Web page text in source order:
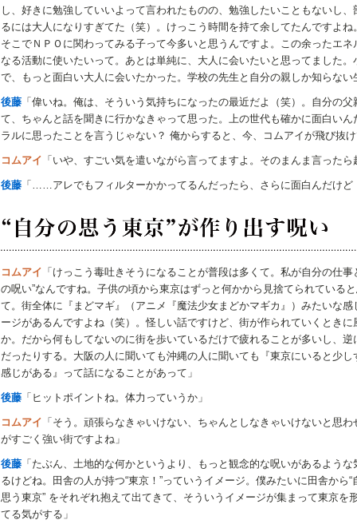
し、好きに勉強していいよって言われたものの、勉強したいこともないし
るには大人になりすぎてた（笑）。けっこう時間を持て余してたんですよ
そこでＮＰＯに関わってみる子って今多いと思うんですよ。この余ったエ
なる活動に使いたいって。あとは単純に、大人に会いたいと思ってました
で、もっと面白い大人に会いたかった。学校の先生と自分の親しか知らな
後藤 「偉いね。俺は、そういう気持ちになったの最近だよ（笑）。自分の
て、ちゃんと話を聞きに行かなきゃって思った。上の世代も確かに面白い
ラルに思ったことを言うじゃない？ 俺からすると、今、コムアイが飛び抜
コムアイ 「いや、すごい気を遣いながら言ってますよ。そのまんま言った
後藤 「……アレでもフィルターかかってるんだったら、さらに面白んだけど
コムアイ 「けっこう毒吐きそうになることが普段は多くて。私が自分の仕
の呪い”なんですね。子供の頃から東京はずっと何かから見捨てられている
て。街全体に『まどマギ』（アニメ『魔法少女まどかマギカ』）みたいな
ージがあるんですよね（笑）。怪しい話ですけど、街が作られていくとき
か。だから何もしてないのに街を歩いているだけで疲れることが多いし、
だったりする。大阪の人に聞いても沖縄の人に聞いても『東京にいると少
感じがある』って話になることがあって」
後藤 「ヒットポイントね。体力っていうか」
コムアイ 「そう。頑張らなきゃいけない、ちゃんとしなきゃいけないと思わ
がすごく強い街ですよね」
後藤 「たぶん、土地的な何かというより、もっと観念的な呪いがあるような
るけどね。田舎の人が持つ“東京！”っていうイメージ。僕みたいに田舎から“
思う東京” をそれぞれ抱えて出てきて、そういうイメージが集まって東京を
てる気がする」